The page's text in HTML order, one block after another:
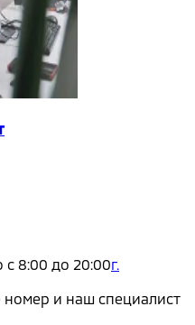
с 8:00 до 20:00г.
номер и наш специалист